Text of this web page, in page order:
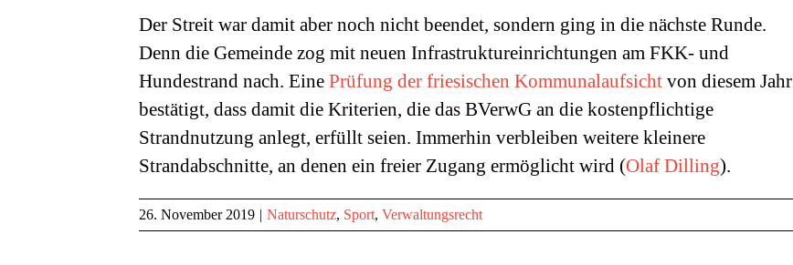
Der Streit war damit aber noch nicht beendet, sondern ging in die nächste Runde.
Denn die Gemeinde zog mit neuen Infrastruktureinrichtungen am FKK- und
Hundestrand nach. Eine Prüfung der friesischen Kommunalaufsicht von diesem Jahr
bestätigt, dass damit die Kriterien, die das BVerwG an die kostenpflichtige
Strandnutzung anlegt, erfüllt seien. Immerhin verbleiben weitere kleinere
Strandabschnitte, an denen ein freier Zugang ermöglicht wird (Olaf Dilling).
26. November 2019 | Naturschutz, Sport, Verwaltungsrecht